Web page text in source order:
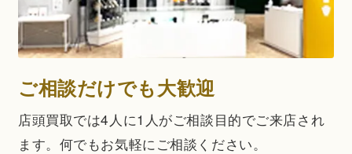
ご相談だけでも大歓迎
店頭買取では4人に1人がご相談目的でご来店され
ます。何でもお気軽にご相談ください。